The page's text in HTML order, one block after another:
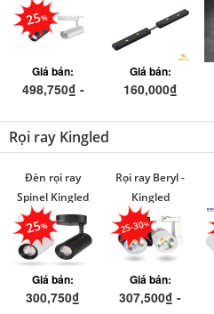
25
Giá bán:
498,750₫ -
Giá bán:
160,000₫
Rọi ray Kingled
Đèn rọi ray
Spinel Kingled
25
Giá bán:
300,750₫
Rọi ray Beryl -
Kingled
25-30
Giá bán:
307,500₫ -